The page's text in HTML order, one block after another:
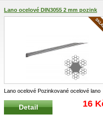
Lano ocelové DIN3055 2 mm pozink
Lano ocelové Pozinkované ocelové lano
(6 x 7N) pravé křížové vinutí
Detail 16